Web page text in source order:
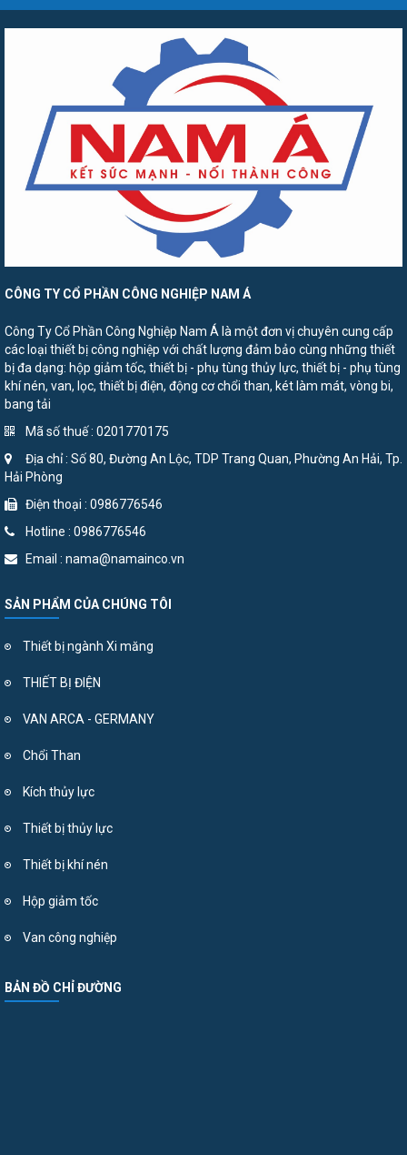
CÔNG TY CỔ PHẦN CÔNG NGHIỆP NAM Á
Công Ty Cổ Phần Công Nghiệp Nam Á là một đơn vị chuyên cung cấp
các loại thiết bị công nghiệp với chất lượng đảm bảo cùng những thiết
bị đa dạng: hộp giảm tốc, thiết bị - phụ tùng thủy lực, thiết bị - phụ tùng
khí nén, van, lọc, thiết bị điện, động cơ chổi than, két làm mát, vòng bi,
bang tải
Mã số thuế : 0201770175
Địa chỉ : Số 80, Đường An Lộc, TDP Trang Quan, Phường An Hải, Tp.
Hải Phòng
Điện thoại : 0986776546
Hotline : 0986776546
Email : nama@namainco.vn
SẢN PHẨM CỦA CHÚNG TÔI
Thiết bị ngành Xi măng
THIẾT BỊ ĐIỆN
VAN ARCA - GERMANY
Chổi Than
Kích thủy lực
Thiết bị thủy lực
Thiết bị khí nén
Hộp giảm tốc
Van công nghiệp
BẢN ĐỒ CHỈ ĐƯỜNG